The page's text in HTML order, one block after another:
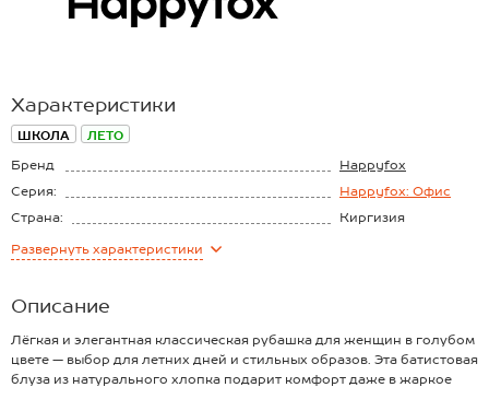
Характеристики
ШКОЛА ЛЕТО
Бренд
Happyfox
Серия:
Happyfox: Офис
Страна:
Киргизия
Состав:
Развернуть характеристики
Описание
Лёгкая и элегантная классическая рубашка для женщин в голубом
цвете — выбор для летних дней и стильных образов. Эта батистовая
блуза из натурального хлопка подарит комфорт даже в жаркое